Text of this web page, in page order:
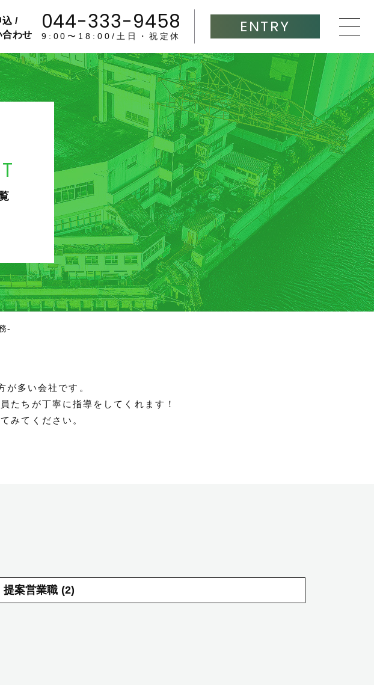
込 /
合わせ
044-333-9458
9:00〜18:00/土日・祝定休 ENTRY
-
が多い会社です。
たちが丁寧に指導をしてくれます！
みてください。
提案営業職 (2)